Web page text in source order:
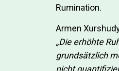
Rumination.
Armen
„Die erhöhte
grundsätzlich